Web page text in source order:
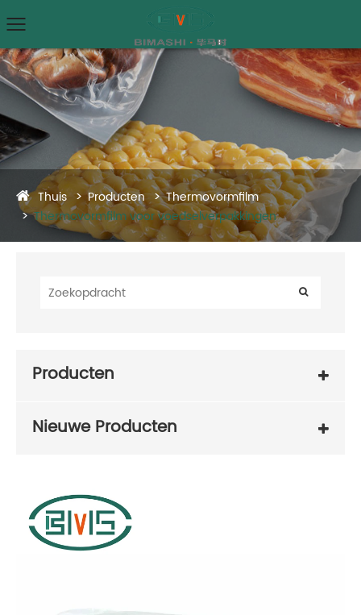
Thuis Producten
Thermovormfilm
Thermovormfilm voor voedselverpakkingen
Producten
Nieuwe Producten